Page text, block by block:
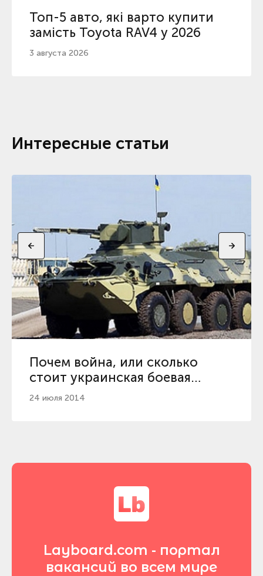
Топ-5 авто, які варто купити
замість Toyota RAV4 у 2026
3 августа 2026
Интересные статьи
Почем война, или сколько
стоит украинская боевая
техника
24 июля 2014
Layboard.com - портал
вакансий во всем мире